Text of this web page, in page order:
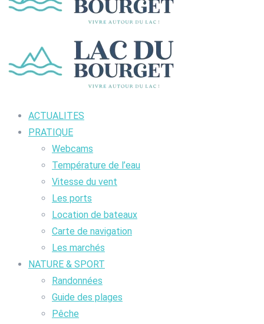
ACTUALITES
PRATIQUE
Webcams
Température de l’eau
Vitesse du vent
Les ports
Location de bateaux
Carte de navigation
Les marchés
NATURE & SPORT
Randonnées
Guide des plages
Pêche